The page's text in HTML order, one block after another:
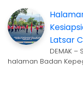
Latsar
DEMAK
halaman Badan